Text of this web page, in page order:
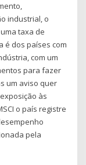
industrial, o
taxa de
é dos países com
com um
para fazer
um aviso quer
às
o país registre
pela